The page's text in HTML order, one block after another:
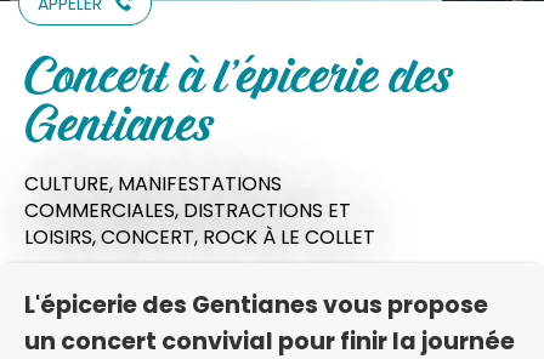
Concert à l'épicerie des
Gentianes
CULTURE, MANIFESTATIONS
COMMERCIALES, DISTRACTIONS ET
LOISIRS,CONCERT, ROCK À LE COLLET
L'épicerie des Gentianes vous propose
un concert convivial pour finir la journée